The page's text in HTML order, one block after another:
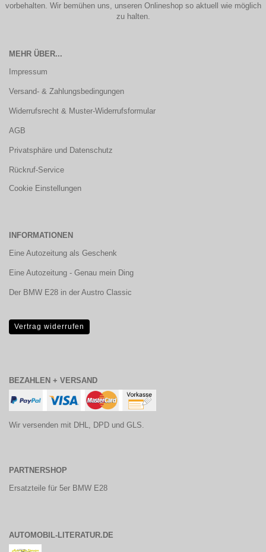
vorbehalten. Wir bemühen uns, unseren Onlineshop so aktuell wie möglich
zu halten.
MEHR ÜBER...
Impressum
Versand- & Zahlungsbedingungen
Widerrufsrecht & Muster-Widerrufsformular
AGB
Privatsphäre und Datenschutz
Rückruf-Service
Cookie Einstellungen
INFORMATIONEN
Eine Autozeitung als Geschenk
Eine Autozeitung - Genau mein Ding
Der BMW E28 in der Austro Classic
Vertrag widerrufen
BEZAHLEN + VERSAND
Wir versenden mit DHL, DPD und GLS.
PARTNERSHOP
Ersatzteile für 5er BMW E28
AUTOMOBIL-LITERATUR.DE